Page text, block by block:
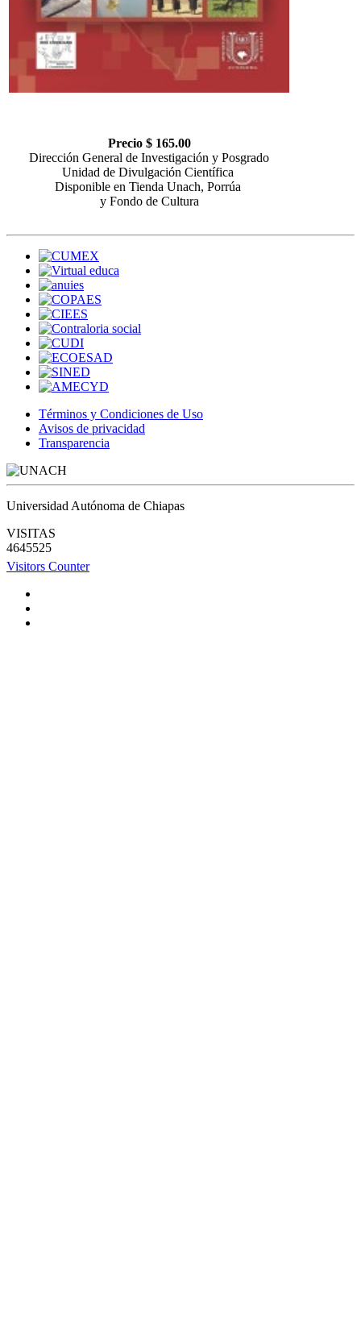
Precio $ 165.00
Dirección General de Investigación y Posgrado
Unidad de Divulgación Científica
Disponible en Tienda Unach, Porrúa
y Fondo de Cultura
Términos y Condiciones de Uso
Avisos de privacidad
Transparencia
Universidad Autónoma de Chiapas
VISITAS
4645525
Visitors Counter